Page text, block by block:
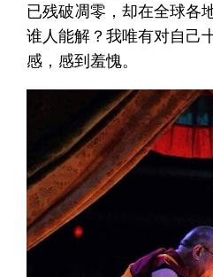
已残破凋零，却在全球各
谁人能解？我唯有对自己
感，感到羞愧。